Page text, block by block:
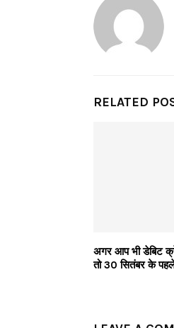
RELATED
अगर आप भी डेबिट
तो 30 सितंबर के